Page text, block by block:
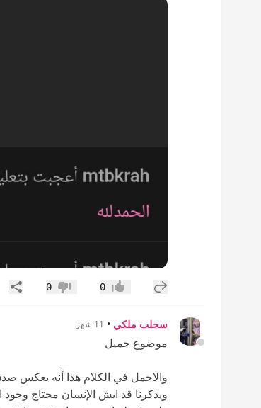
إضافة رد جديد
إعجاب0 عدم إعجاب
0
سحلب ملكي • 11 شهر
موضوع جميل
والاجمل في الكلام هذا أنه يعكس
ويذكرنا قد ايش الإنسان محتاج وجود